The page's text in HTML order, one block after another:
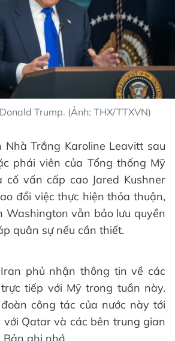
Trump. (Ảnh: THX/TTXVN)
Nhà Trắng Karoline Leavitt sau
phái viên của Tổng thống Mỹ
cố vấn cấp cao Jared Kushner
đổi việc thực hiện thỏa thuận,
Washington vẫn bảo lưu quyền
quân sự nếu cần thiết.
phủ nhận thông tin về các
tiếp với Mỹ trong tuần này.
công tác của nước này tới
với Qatar và các bên trung gian
ghi nhớ.